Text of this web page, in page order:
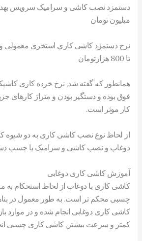
میلیون تومان
تا 800 هزارتومان
همانطور که گفته شد, نرخ خرده کاری
فوق بوده و دستگیر بودن و متراژ کارهای
کار موثر است.
از لحاظ نوع نصب کاشی کاری به دو شیوه
دوغاب و نصب کاشی و سرامیک با چسب
آموزش کاشی کاری دوغابی
کاشی کاری با دوغاب از لحاظ استحکام به
چسبی محکم تر است. به طور معمول در
کاشی کاری دوغابی انجام شده و در موارد
کمتر و سرعت بیشتر, کاشی کاری چسبی